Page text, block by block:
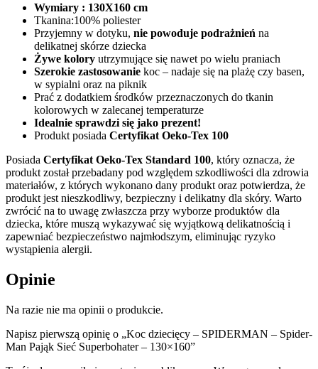
Wymiary : 130X160 cm
Tkanina:100% poliester
Przyjemny w dotyku, nie powoduje podrażnień na
delikatnej skórze dziecka
Żywe kolory utrzymujące się nawet po wielu praniach
Szerokie zastosowanie koc – nadaje się na plażę czy basen,
w sypialni oraz na piknik
Prać z dodatkiem środków przeznaczonych do tkanin
kolorowych w zalecanej temperaturze
Idealnie sprawdzi się jako prezent!
Produkt posiada Certyfikat Oeko-Tex 100
Posiada Certyfikat Oeko-Tex Standard 100, który oznacza, że
produkt został przebadany pod względem szkodliwości dla zdrowia
materiałów, z których wykonano dany produkt oraz potwierdza, że
produkt jest nieszkodliwy, bezpieczny i delikatny dla skóry. Warto
zwrócić na to uwagę zwłaszcza przy wyborze produktów dla
dziecka, które muszą wykazywać się wyjątkową delikatnością i
zapewniać bezpieczeństwo najmłodszym, eliminując ryzyko
wystąpienia alergii.
Opinie
Na razie nie ma opinii o produkcie.
Napisz pierwszą opinię o „Koc dziecięcy – SPIDERMAN – Spider-
Man Pająk Sieć Superbohater – 130×160”